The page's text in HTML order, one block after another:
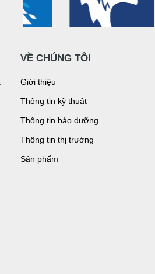
VỀ CHÚNG TÔI
Giới thiệu
Thông tin kỹ thuật
Thông tin bảo dưỡng
Thông tin thị trường
Sản phẩm